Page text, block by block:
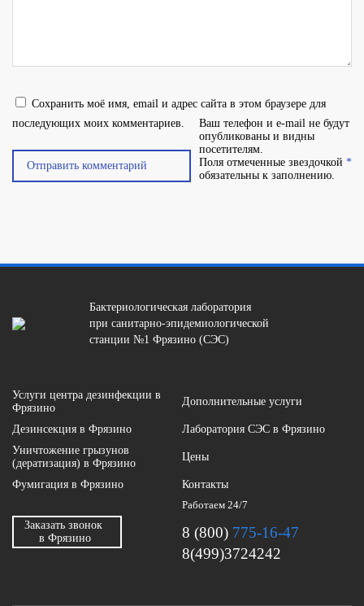
Ваш телефон и e-mail не будут
опубликованы и видны
посетителям.
Поля отмеченные звездочкой *
обязательны к заполнению.
Сохранить моё имя, email и адрес сайта в этом браузере для
последующих моих комментариев.
Бактериологическая лаборатория
при санитарно-эпидемиологической
станции №1 Фрязино (СЭС)
Услуги центра дезинфекции в
Фрязино
Дополнительные услуги
Дезинсекция в Фрязино
Лаборатория СЭС в Фрязино
Уничтожение грызунов
(дератизация) в Фрязино
Цены
Фумигация в Фрязино Контакты
Заказать звонок
в Фрязино
Работаем 24/7
8 (800) 775-16-47
8(499)3724242